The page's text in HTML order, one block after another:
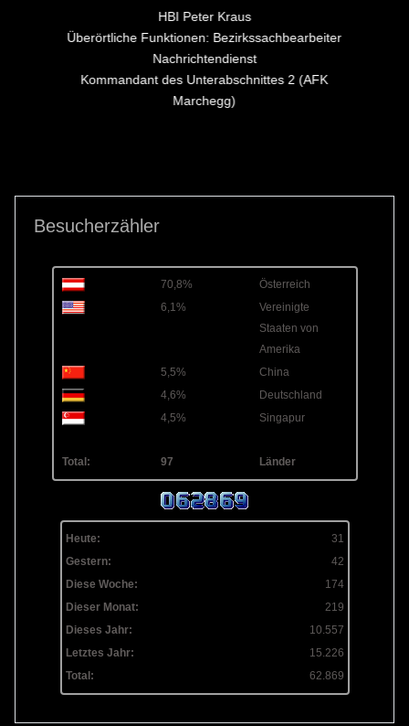
HBI Peter Kraus
Überörtliche Funktionen: Bezirkssachbearbeiter
Nachrichtendienst
Kommandant des Unterabschnittes 2 (AFK
Marchegg)
Besucherzähler
70,8%
Österreich
6,1%
Vereinigte
Staaten von
Amerika
5,5%
China
4,6%
Deutschland
4,5%
Singapur
Total: 97 Länder
Heute:
31
Gestern:
42
Diese Woche:
174
Dieser Monat:
219
Dieses Jahr:
10.557
Letztes Jahr:
15.226
Total:
62.869